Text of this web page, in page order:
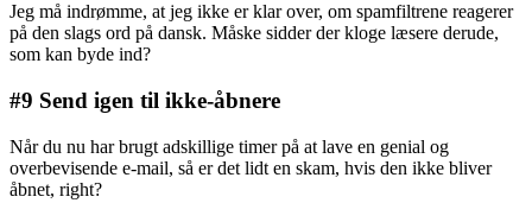
Jeg må indrømme, at jeg ikke er klar over, om spamfiltrene reagerer
på den slags ord på dansk. Måske sidder der kloge læsere derude,
som kan byde ind?
#9 Send igen til ikke-åbnere
Når du nu har brugt adskillige timer på at lave en genial og
overbevisende e-mail, så er det lidt en skam, hvis den ikke bliver
åbnet, right?